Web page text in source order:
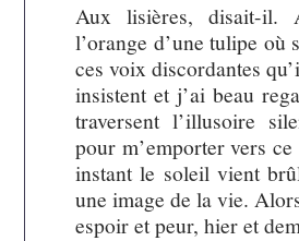
Aux lisières, disait-il.
l’orange d’une tulipe où
ces voix discordantes
insistent et j’ai beau
traversent l’illusoire
pour m’emporter vers
instant le soleil vient
une image de la vie.
espoir et peur, hier et